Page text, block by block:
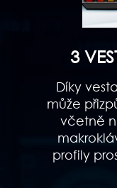
3
Díky
může
včetně
profily